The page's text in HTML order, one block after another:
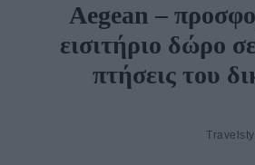
Aegean –
εισιτήριο δώρο
πτήσεις του